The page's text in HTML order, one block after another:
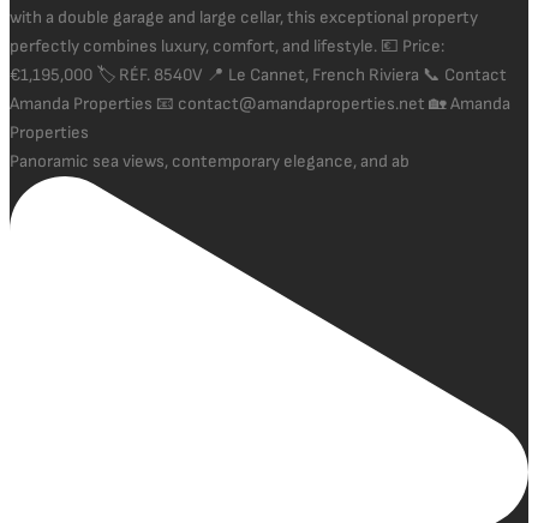
Panoramic sea views, contemporary elegance, and ab